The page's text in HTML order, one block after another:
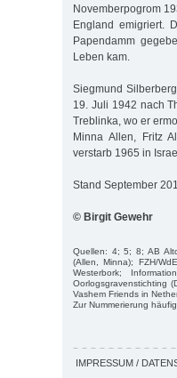
Novemberpogrom
England emigriert.
Papendamm
Leben kam.
Siegmund
19. Juli 1942 nach
Treblinka, wo er
Minna Allen, Fritz
verstarb 1965 in
Stand September
© Birgit Gewehr
Quellen: 4; 5; 8; AB
(Allen, Minna); FZH/
Westerbork;
Oorlogsgravenstichting
Vashem Friends in
Zur Nummerierung
IMPRESSUM /